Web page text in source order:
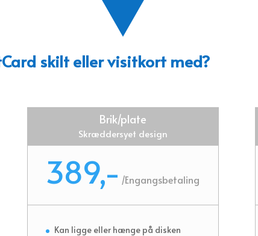
skilt eller visitkort med?
Brik/plate
Skræddersyet design
389,- /Engangsbetaling
Kan ligge eller hænge på disken